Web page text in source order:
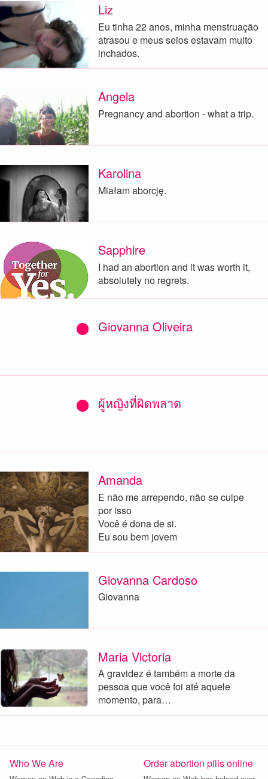
Liz
Eu tinha 22 anos, minha menstruação
atrasou e meus seios estavam muito
inchados.
Angela
Pregnancy and abortion - what a trip.
Karolina
Miałam aborcję.
Sapphire
I had an abortion and it was worth it,
absolutely no regrets.
Giovanna Oliveira
ผู้หญิงที่ผิดพลาด
Amanda
E não me arrependo, não se culpe
por isso
Você é dona de si.
Eu sou bem jovem
Giovanna Cardoso
Giovanna
Maria Victoria
A gravidez é também a morte da
pessoa que você foi até aquele
momento, para…
Who We Are Order abortion pills online